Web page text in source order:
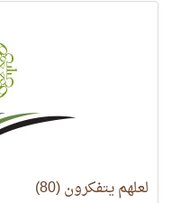
لعلهم يتفكرون (80)